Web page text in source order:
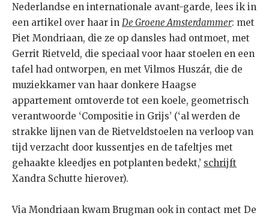
Nederlandse en internationale avant-garde, lees ik in
een artikel over haar in De Groene Amsterdammer: met
Piet Mondriaan, die ze op dansles had ontmoet, met
Gerrit Rietveld, die speciaal voor haar stoelen en een
tafel had ontworpen, en met Vilmos Huszár, die de
muziekkamer van haar donkere Haagse
appartement omtoverde tot een koele, geometrisch
verantwoorde ‘Compositie in Grijs’ (‘al werden de
strakke lijnen van de Rietveldstoelen na verloop van
tijd verzacht door kussentjes en de tafeltjes met
gehaakte kleedjes en potplanten bedekt,’ schrijft
Xandra Schutte hierover).
Via Mondriaan kwam Brugman ook in contact met De